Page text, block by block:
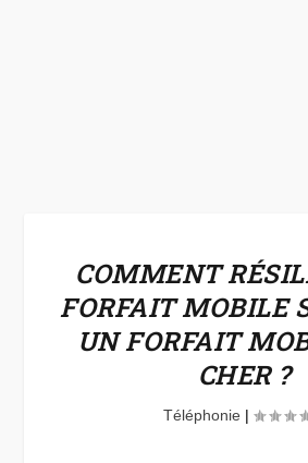
COMMENT
FORFAIT MOBILE
UN FORFAIT
CHER ?
Téléphonie |